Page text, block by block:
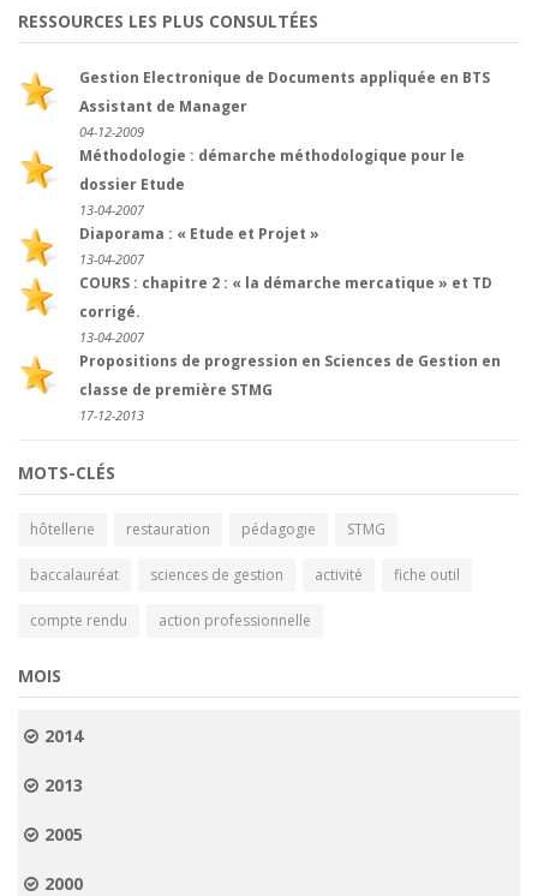
RESSOURCES LES PLUS CONSULTÉES
Gestion Electronique de Documents appliquée en BTS
Assistant de Manager
04-12-2009
Méthodologie : démarche méthodologique pour le
dossier Etude
13-04-2007
Diaporama : « Etude et Projet »
13-04-2007
COURS : chapitre 2 : « la démarche mercatique » et TD
corrigé.
13-04-2007
Propositions de progression en Sciences de Gestion en
classe de première STMG
17-12-2013
MOTS-CLÉS
hôtellerie restauration pédagogie STMG
baccalauréat sciences de gestion activité fiche outil
compte rendu action professionnelle
MOIS
2014
2013
2005
2000